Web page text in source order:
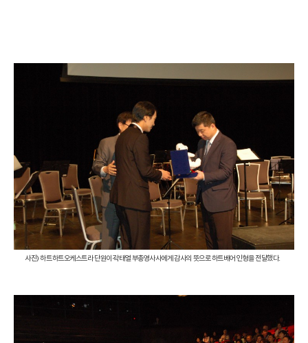
사진) 하트하트오케스트라 단원이 곽태열 부총영사사에게 감사의 뜻으로 하트베어 인형을 전달했다.